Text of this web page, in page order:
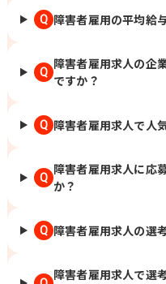
Q 障害者雇用の平均給
Q
障害者雇用求人の企
ですか？
Q 障害者雇用求人で人
Q
障害者雇用求人に応
か？
Q 障害者雇用求人の選
障害者雇用求人で選